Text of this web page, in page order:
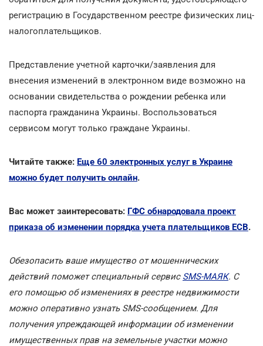
регистрацию в Государственном реестре физических лиц-
налогоплательщиков.
Представление учетной карточки/заявления для
внесения изменений в электронном виде возможно на
основании свидетельства о рождении ребенка или
паспорта гражданина Украины. Воспользоваться
сервисом могут только граждане Украины.
Читайте также: Еще 60 электронных услуг в Украине
можно будет получить онлайн.
Вас может заинтересовать: ГФС обнародовала проект
приказа об изменении порядка учета плательщиков ЕСВ.
Обезопасить ваше имущество от мошеннических
действий поможет специальный сервис SMS-МАЯК. С
его помощью об изменениях в реестре недвижимости
можно оперативно узнать SMS-сообщением. Для
получения упреждающей информации об изменении
имущественных прав на земельные участки можно